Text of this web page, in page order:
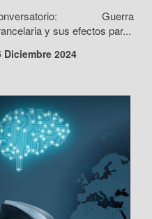
Guerra
y sus efectos par...
Diciembre 2024